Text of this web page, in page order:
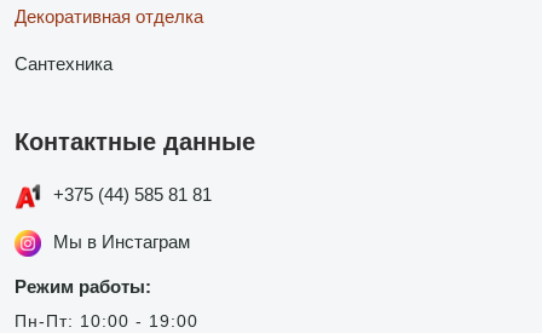
Декоративная отделка
Сантехника
Контактные данные
+375 (44) 585 81 81
Мы в Инстаграм
Режим работы:
Пн-Пт: 10:00 - 19:00